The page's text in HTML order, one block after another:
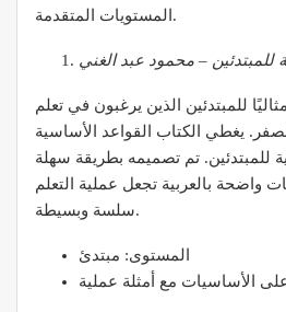
المستويات المتقدمة.
للمبتدئين – محمود عبد الغني
للمبتدئين الذين يرغبون في تعلم
الصفر. يغطي الكتاب القواعد الأساسية
للمبتدئين. تم تصميمه بطريقة سهلة
واضحة بالعربية تجعل عملية التعلم
سلسة وبسيطة.
المستوى: مبتدئ